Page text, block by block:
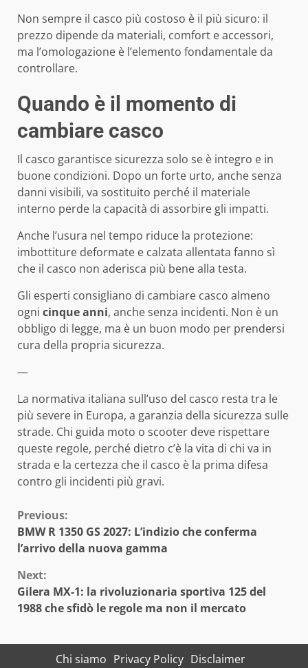
Non sempre il casco più costoso è il più sicuro: il
prezzo dipende da materiali, comfort e accessori,
ma l’omologazione è l’elemento fondamentale da
controllare.
Quando è il momento di
cambiare casco
Il casco garantisce sicurezza solo se è integro e in
buone condizioni. Dopo un forte urto, anche senza
danni visibili, va sostituito perché il materiale
interno perde la capacità di assorbire gli impatti.
Anche l’usura nel tempo riduce la protezione:
imbottiture deformate e calzata allentata fanno sì
che il casco non aderisca più bene alla testa.
Gli esperti consigliano di cambiare casco almeno
ogni cinque anni, anche senza incidenti. Non è un
obbligo di legge, ma è un buon modo per prendersi
cura della propria sicurezza.
—
La normativa italiana sull’uso del casco resta tra le
più severe in Europa, a garanzia della sicurezza sulle
strade. Chi guida moto o scooter deve rispettare
queste regole, perché dietro c’è la vita di chi va in
strada e la certezza che il casco è la prima difesa
contro gli incidenti più gravi.
Continue
Reading
Previous:
BMW R 1350 GS 2027: L’indizio che conferma
l’arrivo della nuova gamma
Next:
Gilera MX-1: la rivoluzionaria sportiva 125 del
1988 che sfidò le regole ma non il mercato
Chi siamo Privacy Policy Disclaimer